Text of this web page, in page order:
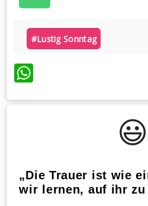
#lustig Sonntag
WhatsApp
😃️
„Die Trauer ist wie
wir lernen, auf ihr zu